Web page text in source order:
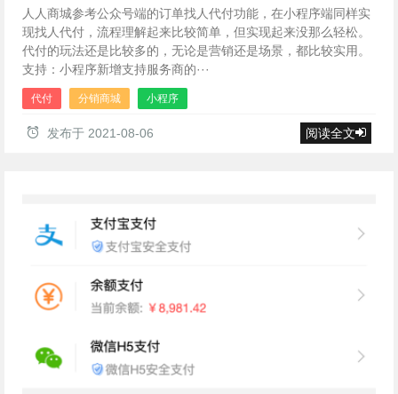
人人商城参考公众号端的订单找人代付功能，在小程序端同样实
现找人代付，流程理解起来比较简单，但实现起来没那么轻松。
代付的玩法还是比较多的，无论是营销还是场景，都比较实用。
支持：小程序新增支持服务商的···
代付 分销商城 小程序
发布于 2021-08-06 阅读全文